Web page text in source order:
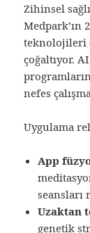
Zihinsel
Medpark’ın
teknolojileri
çoğaltıyor.
nefes
Uygulama
App
seansları
Uzaktan
genetik